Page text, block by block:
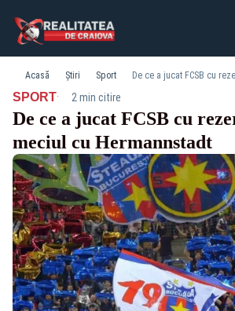
Acasă Știri Sport
SPORT· 2 min citire
De ce a jucat FCSB cu
meciul cu Hermannstadt